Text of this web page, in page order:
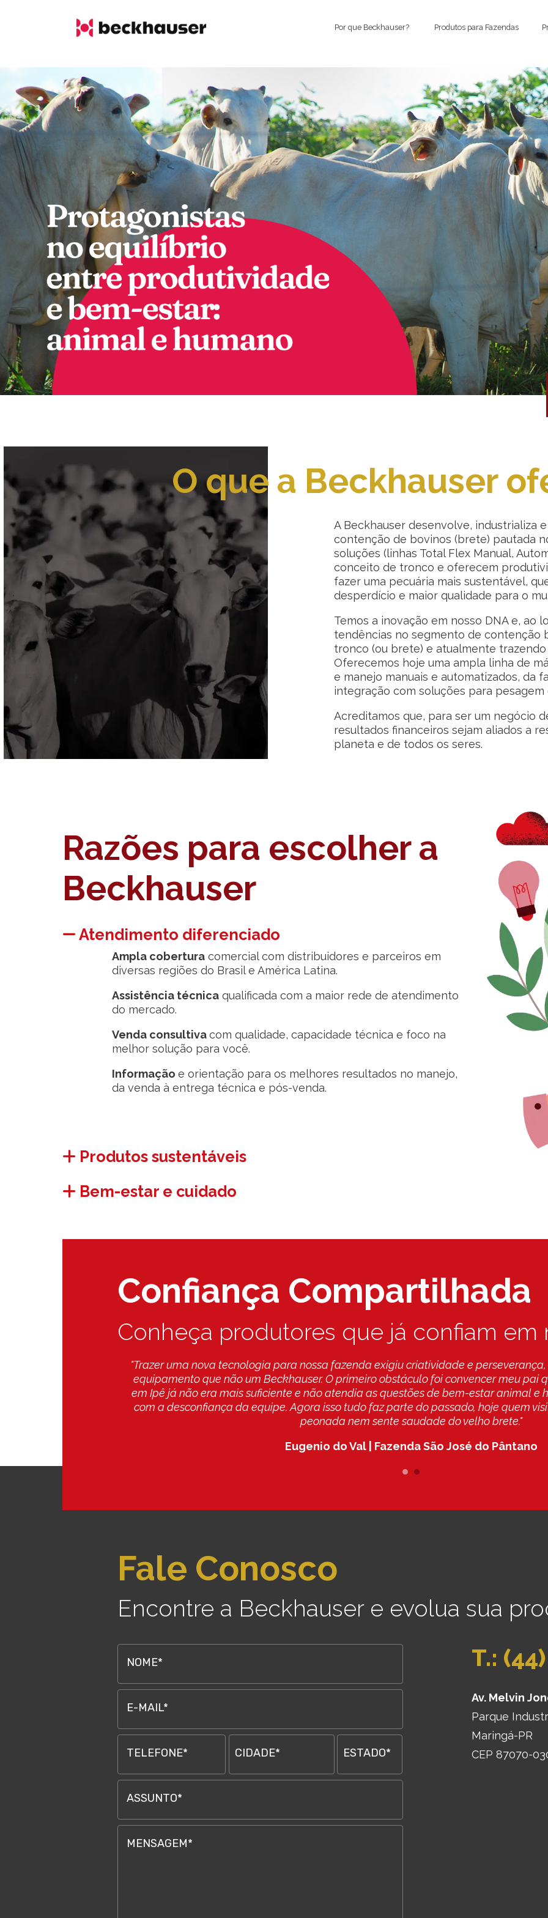
Por que Beckhauser? Produtos para Fazendas
O que a Beckhauser
A Beckhauser desenvolve, industrializa
contenção de bovinos (brete) pautada
soluções (linhas Total Flex Manual,
conceito de tronco e oferecem
fazer uma pecuária mais sustentável,
desperdício e maior qualidade para o
Temos a inovação em nosso DNA e, ao
tendências no segmento de contenção
tronco (ou brete) e atualmente
Oferecemos hoje uma ampla linha de
e manejo manuais e automatizados, da
integração com soluções para
Acreditamos que, para ser um negócio
resultados financeiros sejam aliados a
planeta e de todos os seres.
Razões para escolher a
Beckhauser
Atendimento diferenciado
Ampla cobertura comercial com distribuidores e parceiros em
diversas regiões do Brasil e América Latina.
Assistência técnica qualificada com a maior rede de atendimento
do mercado.
Venda consultivacom qualidade, capacidade técnica e foco na
melhor solução para você.
Informação e orientação para os melhores resultados no manejo,
da venda à entrega técnica e pós-venda.
Produtos sustentáveis
Bem-estar e cuidado
Confiança Compartilhada
Conheça produtores que já confiam em
"Compramos um tronco, vazieira manual, em março e já começamos a utilizar
atendimento da Beckhauser desde a negociação, visita no showroom, compra,
pós-venda foi excelente. Melhor ainda a experiência em utilizar o tronco novo.
manejo, tronco com visibilidade do animal por completo, imobilização
Carla Namour | Fazenda São José - Quintana - SP
Fale Conosco
Encontre a Beckhauser e evolua sua
NOME*
E-MAIL*
TELEFONE* CIDADE* ESTADO*
ASSUNTO*
MENSAGEM*
T.:
Av. Melvin
Parque
Maringá-PR
CEP 87070-